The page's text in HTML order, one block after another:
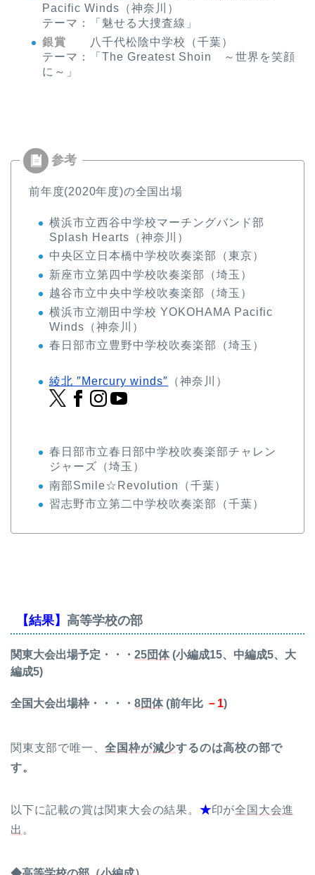
Pacific Winds（神奈川）
テーマ：「魅せる大捜査線」
銀賞
八千代松陰中学校（千葉）
テーマ：「The Greatest Shoin ～世界を笑顔
に～」
前年度(2020年度)の全国出場
横浜市立西谷中学校マーチングバンド部
Splash Hearts（神奈川）
中央区立日本橋中学校吹奏楽部（東京）
新座市立第四中学校吹奏楽部（埼玉）
越谷市立中央中学校吹奏楽部（埼玉）
横浜市立潮田中学校 YOKOHAMA Pacific
Winds（神奈川）
春日部市立豊野中学校吹奏楽部（埼玉）
綾北 ″Mercury winds″ （神奈川）
春日部市立春日部中学校吹奏楽部チャレン
ジャーズ（埼玉）
南部Smile☆Revolution（千葉）
習志野市立第二中学校吹奏楽部（千葉）
【結果】 高等学校の部
関東大会出場予定・・・ 25団体(小編成15、中編成5、大
編成5)
全国大会出場枠・・・・ 8団体(前年比 －1)
関東支部で唯一、全国枠が減少するのは高校の部で
す。
以下に記載の賞は関東大会の結果。 ★印が全国大会進
出 。